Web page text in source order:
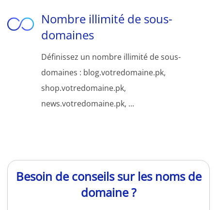
Nombre illimité de sous-
domaines
Définissez un nombre illimité de sous-
domaines : blog.votredomaine.pk,
shop.votredomaine.pk,
news.votredomaine.pk, ...
Besoin de conseils sur les noms de
domaine ?